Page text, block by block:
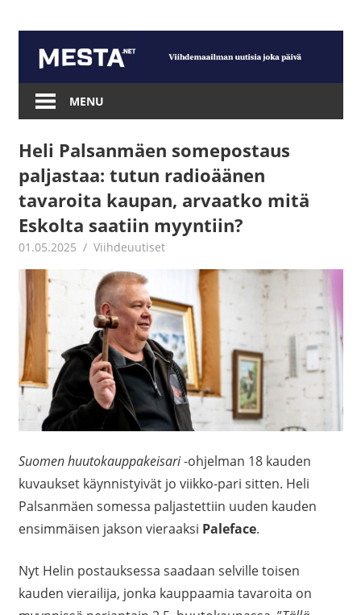
content
Mesta.net
MENU
Heli Palsanmäen somepostaus
paljastaa: tutun radioäänen
tavaroita kaupan, arvaatko mitä
Eskolta saatiin myyntiin?
01.05.2025 Juha Kaunisto
Viihdeuutiset
Suomen huutokauppakeisari-ohjelman 18 kauden
kuvaukset käynnistyivät jo viikko-pari sitten. Heli
Palsanmäen somessa paljastettiin uuden kauden
ensimmäisen jakson vieraaksi Paleface.
Nyt Helin postauksessa saadaan selville toisen
kauden vierailija, jonka kauppaamia tavaroita on